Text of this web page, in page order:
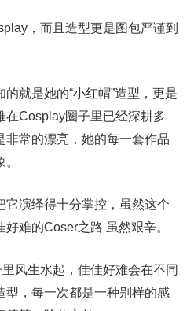
，而且造型更是图包严谨到
就是她的“小红帽”造型，更是
在Cosplay圈子里已经深耕多
常的漂亮，她的每一套作品
它演绎得十分掌控，虽然这个
难的Coser之路 虽然艰辛。
风生水起，佳佳好难会在不同
型，每一次都是一种别样的感